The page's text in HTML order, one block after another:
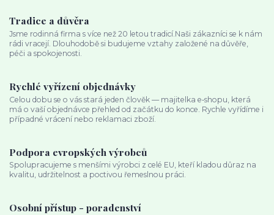
Tradice a důvěra
Jsme rodinná firma s více než 20 letou tradicí.Naši zákazníci se k nám
rádi vracejí. Dlouhodobě si budujeme vztahy založené na důvěře,
péči a spokojenosti.
Rychlé vyřízení objednávky
Celou dobu se o vás stará jeden člověk — majitelka e‑shopu, která
má o vaší objednávce přehled od začátku do konce. Rychle vyřídíme i
případné vrácení nebo reklamaci zboží.
Podpora evropských výrobců
Spolupracujeme s menšími výrobci z celé EU, kteří kladou důraz na
kvalitu, udržitelnost a poctivou řemeslnou práci.
Osobní přístup - poradenství